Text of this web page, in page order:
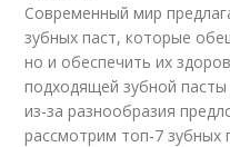
Современный мир
зубных паст, которые
но и обеспечить их
подходящей зубной
из-за разнообразия
рассмотрим топ-7 зубных